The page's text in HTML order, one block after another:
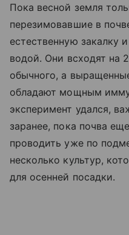
Пока весной земля
перезимовавшие в
естественную закалку
водой. Они всходят на
обычного, а
обладают мощным
эксперимент удался,
заранее, пока почва
проводить уже по
несколько культур,
для осенней посадки.